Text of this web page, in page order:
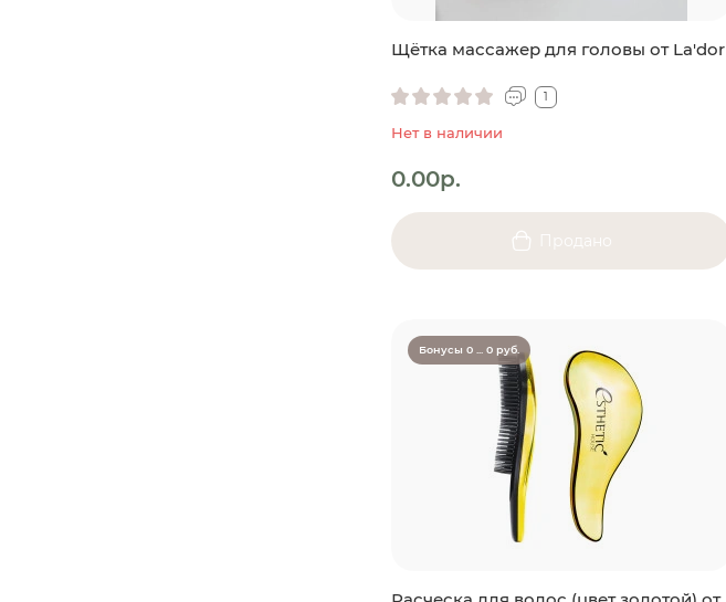
Щётка массажер для головы от La'dor
1
Нет в наличии
0.00р.
Продано
Бонусы 0 ... 0 руб.